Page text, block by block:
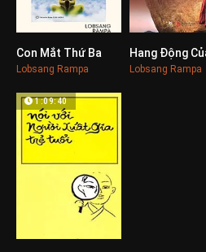
Con Mắt Thứ Ba
Lobsang Rampa Lobsang Rampa
1:09:40